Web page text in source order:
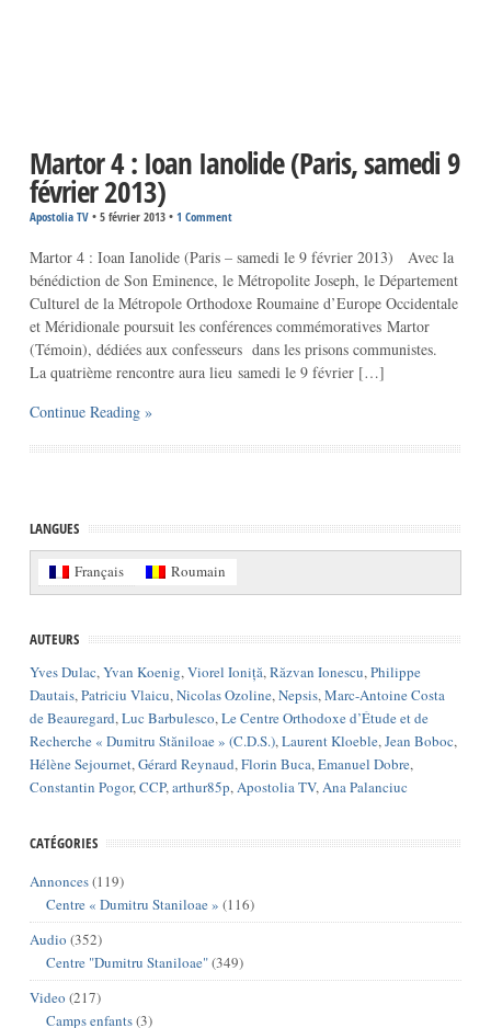
Martor 4 : Ioan Ianolide (Paris, samedi 9
février 2013)
Apostolia TV• 5 février 2013• 1 Comment
Martor 4 : Ioan Ianolide (Paris – samedi le 9 février 2013) Avec la
bénédiction de Son Eminence, le Métropolite Joseph, le Département
Culturel de la Métropole Orthodoxe Roumaine d’Europe Occidentale
et Méridionale poursuit les conférences commémoratives Martor
(Témoin), dédiées aux confesseurs dans les prisons communistes.
La quatrième rencontre aura lieu samedi le 9 février […]
Continue Reading »
LANGUES
Français Roumain
AUTEURS
Yves Dulac,Yvan Koenig,Viorel Ioniță,Răzvan Ionescu,Philippe
Dautais,Patriciu Vlaicu,Nicolas Ozoline,Nepsis,Marc-Antoine Costa
de Beauregard,Luc Barbulesco,Le Centre Orthodoxe d’Étude et de
Recherche « Dumitru Stăniloae » (C.D.S.),Laurent Kloeble,Jean Boboc,
Hélène Sejournet,Gérard Reynaud,Florin Buca,Emanuel Dobre,
Constantin Pogor,CCP,arthur85p,Apostolia TV,Ana Palanciuc
CATÉGORIES
Annonces(119)
Centre « Dumitru Staniloae » (116)
Audio (352)
Centre "Dumitru Staniloae"(349)
Video (217)
Camps enfants(3)